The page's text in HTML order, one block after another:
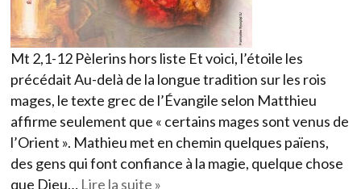
Mt 2,1-12 Pèlerins hors liste Et voici, l’étoile les
précédait Au-delà de la longue tradition sur les rois
mages, le texte grec de l’Évangile selon Matthieu
affirme seulement que « certains mages sont venus de
l’Orient ». Mathieu met en chemin quelques païens,
des gens qui font confiance à la magie, quelque chose
que Dieu… Lire la suite »